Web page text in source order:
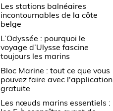
Les stations balnéaires
incontournables de la côte
belge
L’Odyssée : pourquoi le
voyage d’Ulysse fascine
toujours les marins
Bloc Marine : tout ce que vous
pouvez faire avec l'application
gratuite
Les nœuds marins essentiels :